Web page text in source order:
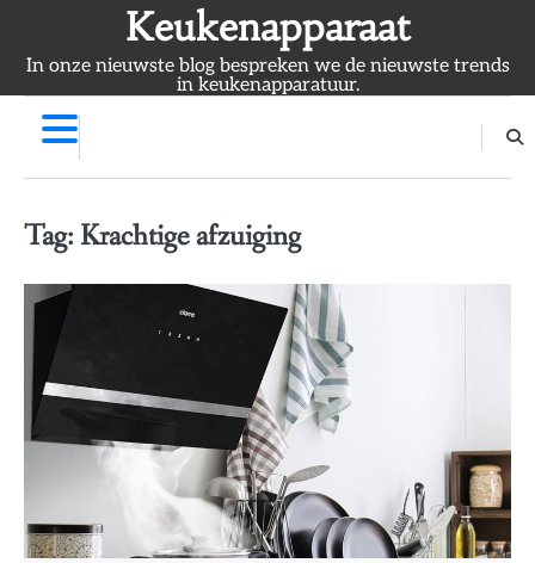
content
Keukenapparaat
In onze nieuwste blog bespreken we de nieuwste trends
in keukenapparatuur.
Tag: Krachtige afzuiging